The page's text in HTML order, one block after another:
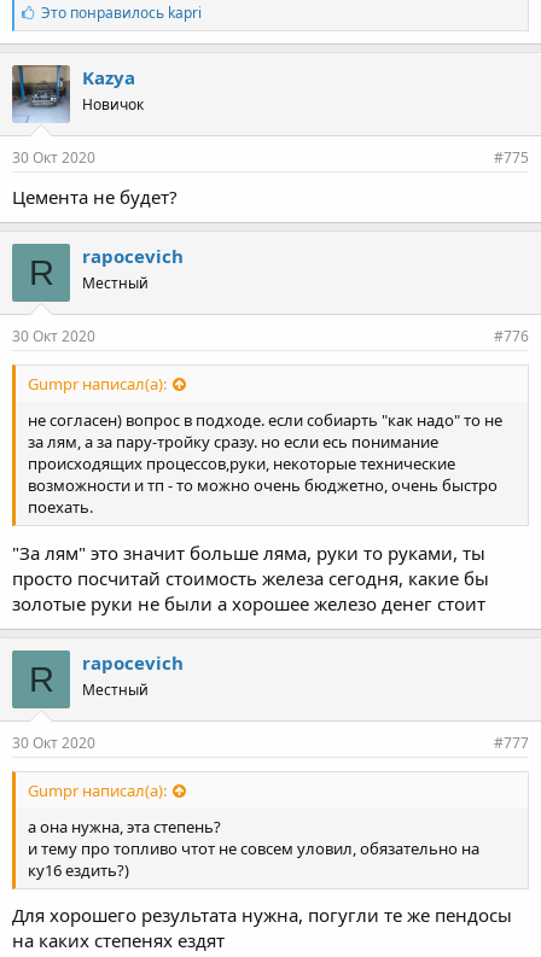
Л
а
й
к
и
:
Это понравилось kapri
Kazya
Новичок
30 Окт 2020 #775
Цемента не будет?
R rapocevich
Местный
30 Окт 2020 #776
Gumpr написал(а):
не согласен) вопрос в подходе. если собиарть "как надо" то не
за лям, а за пару-тройку сразу. но если есь понимание
происходящих процессов,руки, некоторые технические
возможности и тп - то можно очень бюджетно, очень быстро
поехать.
"За лям" это значит больше ляма, руки то руками, ты
просто посчитай стоимость железа сегодня, какие бы
золотые руки не были а хорошее железо денег стоит
R rapocevich
Местный
30 Окт 2020 #777
Gumpr написал(а):
а она нужна, эта степень?
и тему про топливо чтот не совсем уловил, обязательно на
ку16 ездить?)
Для хорошего результата нужна, погугли те же пендосы
на каких степенях ездят